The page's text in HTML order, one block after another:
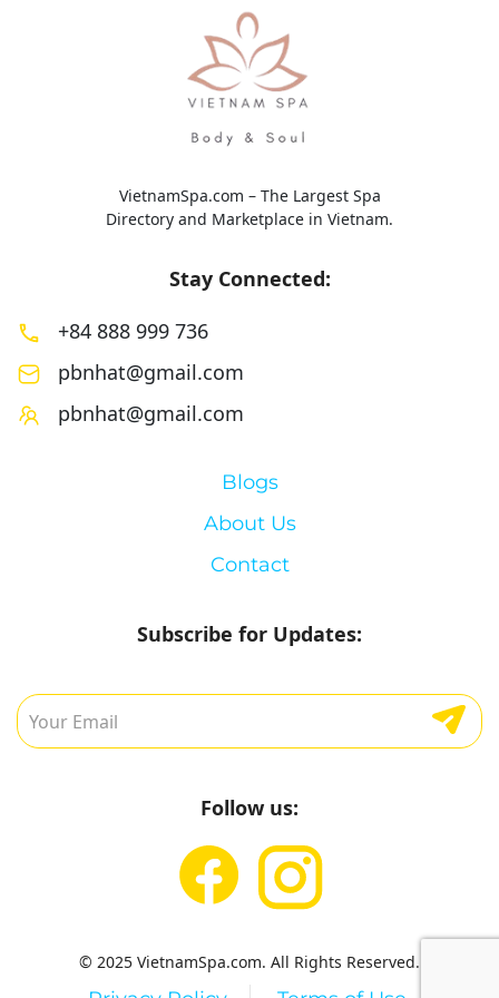
VietnamSpa.com – The Largest Spa
Directory and Marketplace in Vietnam.
Stay Connected:
+84 888 999 736
pbnhat@gmail.com
pbnhat@gmail.com
Blogs
About Us
Contact
Subscribe for Updates:
Follow us:
© 2025 VietnamSpa.com. All Rights Reserved.